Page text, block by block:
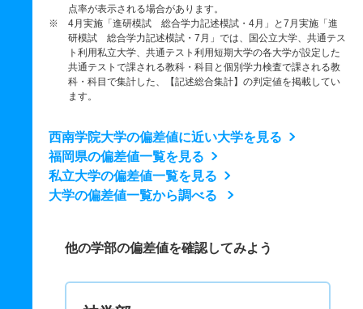
点率が表示される場合があります。
※ 4月実施「進研模試 総合学力記述模試・4月」と7月実施「進
研模試 総合学力記述模試・7月」では、国公立大学、共通テス
ト利用私立大学、共通テスト利用短期大学の各大学が設定した
共通テストで課される教科・科目と個別学力検査で課される教
科・科目で集計した、【記述総合集計】の判定値を掲載してい
ます。
西南学院大学の偏差値に近い大学を見る
福岡県の偏差値一覧を見る
私立大学の偏差値一覧を見る
大学の偏差値一覧から調べる
他の学部の偏差値を確認してみよう